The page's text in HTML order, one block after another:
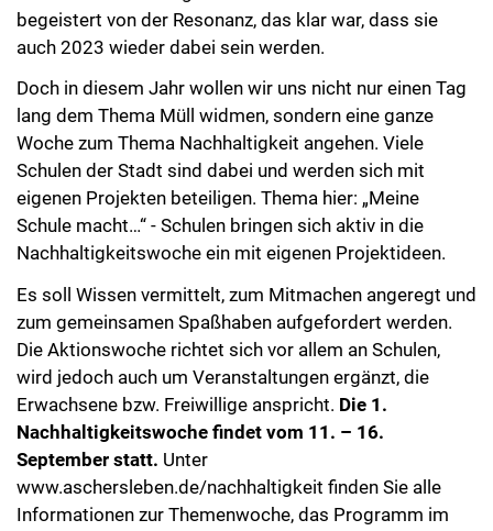
begeistert von der Resonanz, das klar war, dass sie
auch 2023 wieder dabei sein werden.
Doch in diesem Jahr wollen wir uns nicht nur einen Tag
lang dem Thema Müll widmen, sondern eine ganze
Woche zum Thema Nachhaltigkeit angehen. Viele
Schulen der Stadt sind dabei und werden sich mit
eigenen Projekten beteiligen. Thema hier: „Meine
Schule macht…“ - Schulen bringen sich aktiv in die
Nachhaltigkeitswoche ein mit eigenen Projektideen.
Es soll Wissen vermittelt, zum Mitmachen angeregt und
zum gemeinsamen Spaßhaben aufgefordert werden.
Die Aktionswoche richtet sich vor allem an Schulen,
wird jedoch auch um Veranstaltungen ergänzt, die
Erwachsene bzw. Freiwillige anspricht. Die 1.
Nachhaltigkeitswoche findet vom 11. – 16.
September statt. Unter
www.aschersleben.de/nachhaltigkeit finden Sie alle
Informationen zur Themenwoche, das Programm im